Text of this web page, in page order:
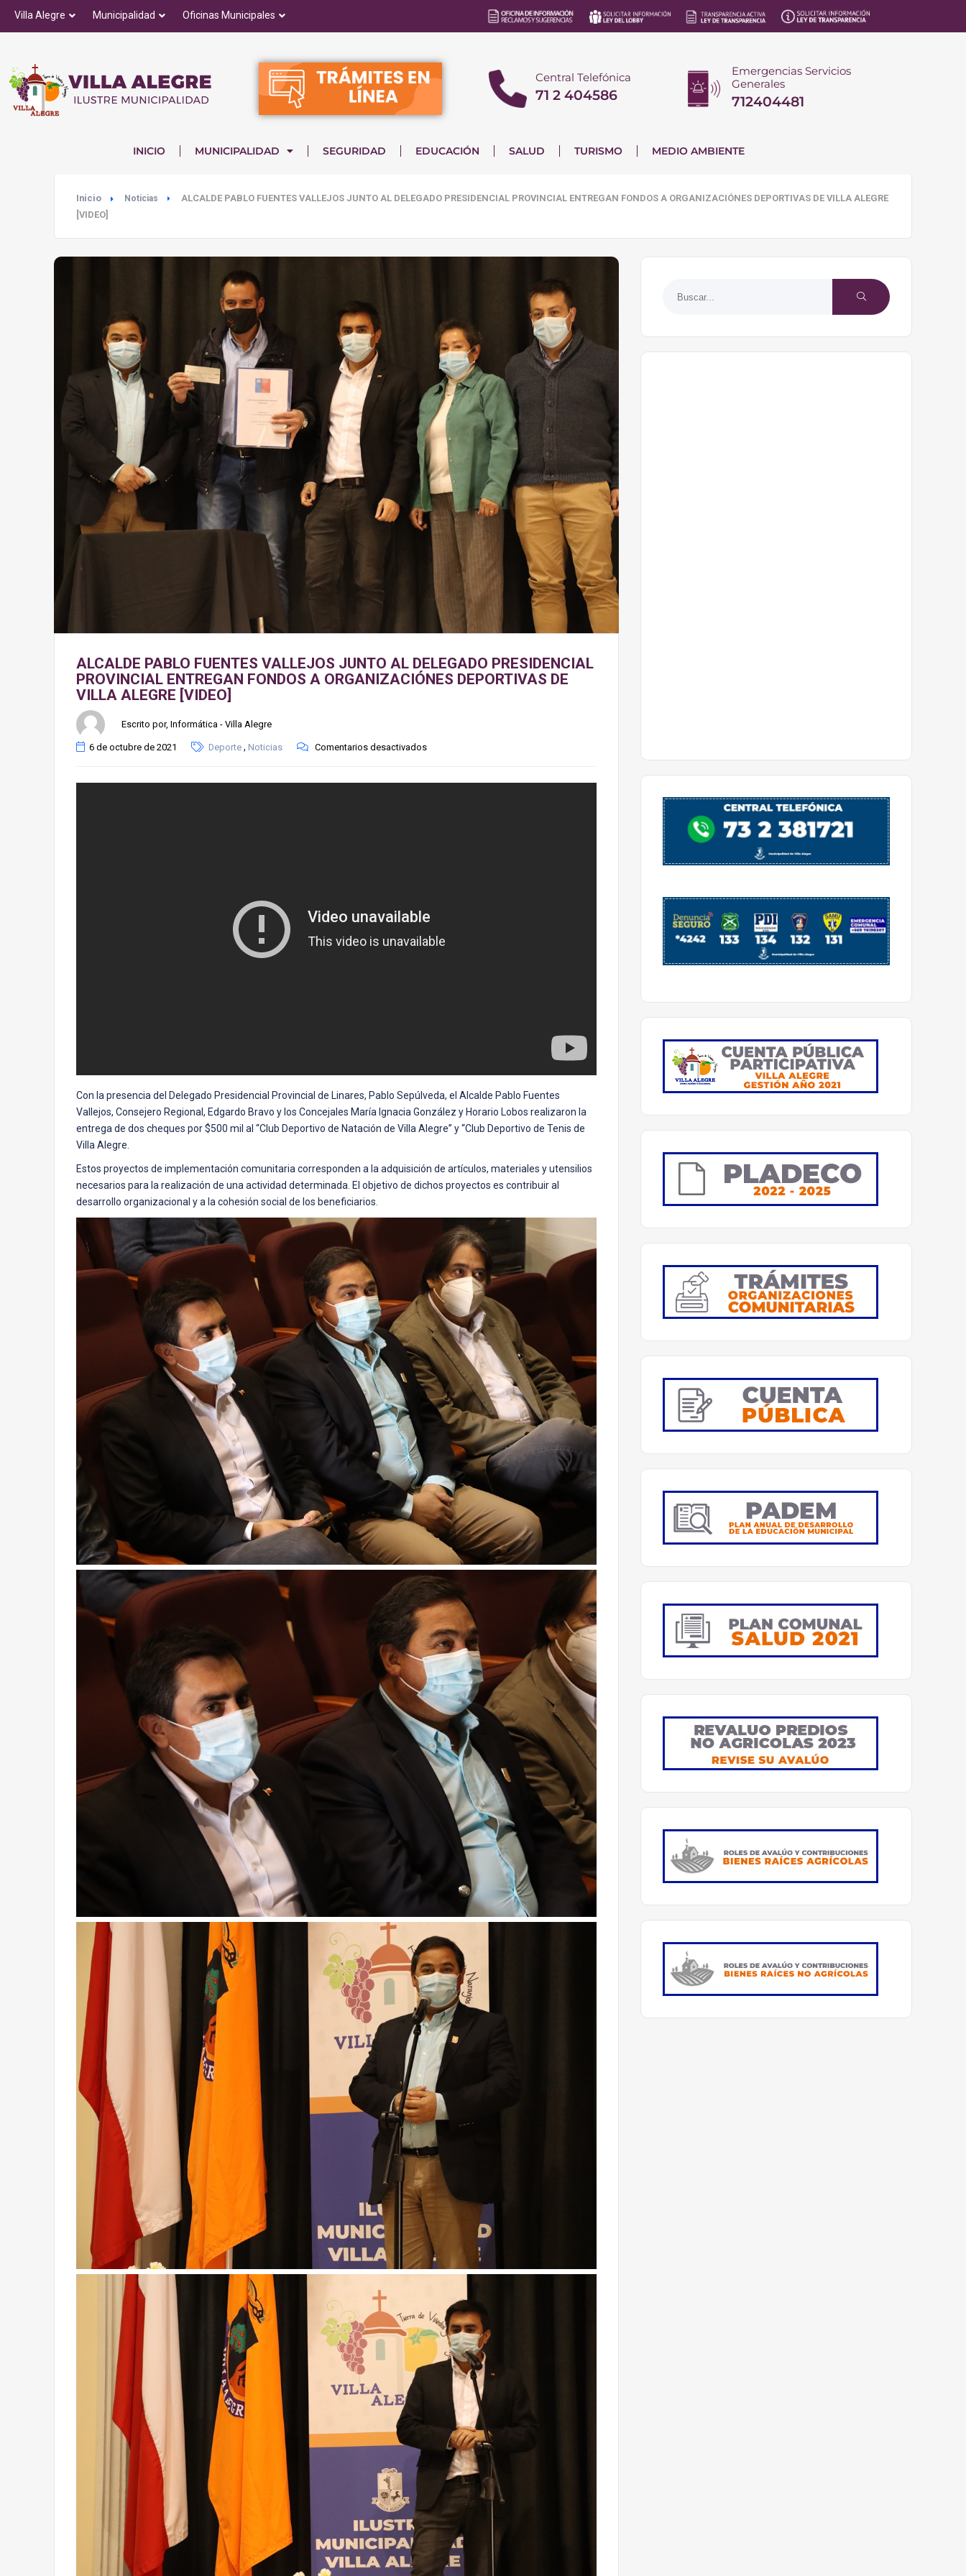
Villa Alegre Municipalidad Oficinas Municipales
Central Telefónica
71 2 404586
Emergencias Servicios
Generales
712404481
INICIO MUNICIPALIDAD SEGURIDAD EDUCACIÓN SALUD TURISMO MEDIO AMBIENTE
Inicio Noticias
ALCALDE PABLO FUENTES VALLEJOS JUNTO AL DELEGADO PRESIDENCIAL PROVINCIAL ENTREGAN FONDOS A ORGANIZACIÓNES DEPORTIVAS DE VILLA ALEGRE
[VIDEO]
ALCALDE PABLO FUENTES VALLEJOS JUNTO AL DELEGADO PRESIDENCIAL
PROVINCIAL ENTREGAN FONDOS A ORGANIZACIÓNES DEPORTIVAS DE
VILLA ALEGRE [VIDEO]
Escrito por, Informática - Villa Alegre
6 de octubre de 2021 Deporte , Noticias Comentarios desactivados
Con la presencia del Delegado Presidencial Provincial de Linares, Pablo Sepúlveda, el Alcalde Pablo Fuentes
Vallejos, Consejero Regional, Edgardo Bravo y los Concejales María Ignacia González y Horario Lobos realizaron la
entrega de dos cheques por $500 mil al “Club Deportivo de Natación de Villa Alegre” y “Club Deportivo de Tenis de
Villa Alegre.
Estos proyectos de implementación comunitaria corresponden a la adquisición de artículos, materiales y utensilios
necesarios para la realización de una actividad determinada. El objetivo de dichos proyectos es contribuir al
desarrollo organizacional y a la cohesión social de los beneficiarios.